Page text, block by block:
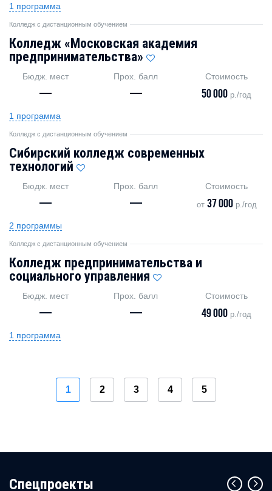
1 программа
Колледж с дистанционным обучением
Колледж «Московская академия
предпринимательства»
Бюдж. мест
—
Прох. балл
—
Стоимость
50 000 р./год
1 программа
Колледж с дистанционным обучением
Сибирский колледж современных
технологий
Бюдж. мест
—
Прох. балл
—
Стоимость
от 37 000р./год
2 программы
Колледж с дистанционным обучением
Колледж предпринимательства и
социального управления
Бюдж. мест
—
Прох. балл
—
Стоимость
49 000 р./год
1 программа
1 2 3 4 5
Cпецпроекты